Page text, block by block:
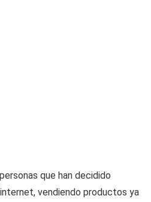
que han decidido
vendiendo productos ya